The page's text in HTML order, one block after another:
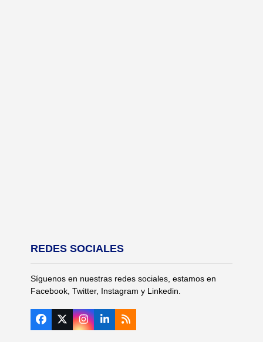
REDES SOCIALES
Síguenos en nuestras redes sociales, estamos en
Facebook, Twitter, Instagram y Linkedin.
Facebook
TwitterInstagram
LinkedIn
RSS